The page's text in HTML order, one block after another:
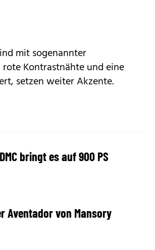
mit sogenannter
rote Kontrastnähte und eine
setzen weiter Akzente.
bringt es auf 900 PS
Aventador von Mansory